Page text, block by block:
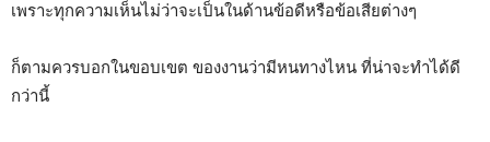
เพราะทุกความเห็นไม่ว่าจะเป็นในด้านข้อดีหรือข้อเสียต่างๆ
ก็ตามควรบอกในขอบเขต ของงานว่ามีหนทางไหน ที่น่าจะทำได้ดี
กว่านี้